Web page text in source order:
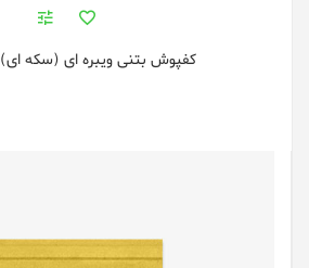
کفپوش بتنی ویبره ای (سکه ای) 40x40cm